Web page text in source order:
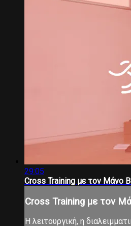
29:05
Cross Training με τον Μάνο
Cross Training με τον
Η λειτουργική, η